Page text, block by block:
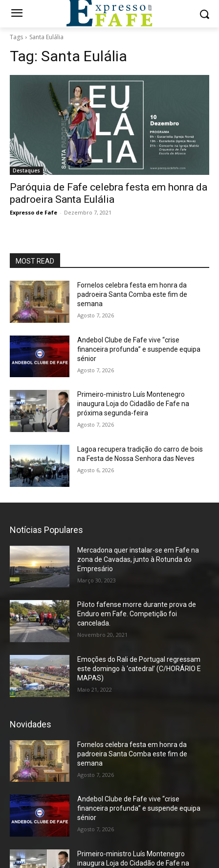
Tags Santa Eulália
Tag: Santa Eulália
Destaques
Paróquia de Fafe celebra festa em honra da
padroeira Santa Eulália
Expresso de Fafe - Dezembro 7, 2021
MOST READ
Fornelos celebra festa em honra da
padroeira Santa Comba este fim de
semana
Agosto 7, 2026
Andebol Clube de Fafe vive “crise
financeira profunda” e suspende equipa
sénior
Agosto 7, 2026
Primeiro-ministro Luís Montenegro
inaugura Loja do Cidadão de Fafe na
próxima segunda-feira
Agosto 7, 2026
Lagoa recupera tradição do carro de bois
na Festa de Nossa Senhora das Neves
Agosto 6, 2026
Notícias Populares
Mercadona quer instalar-se em Fafe na
zona de Cavadas, junto à Rotunda do
Empresário
Março 30, 2023
Piloto fafense morre durante prova de
Enduro em Fafe. Competição foi
cancelada.
Novembro 20, 2021
Emoções do Rali de Portugal regressam
este domingo à ‘catedral’ (C/HORÁRIO E
MAPAS)
Maio 21, 2022
Novidades
Fornelos celebra festa em honra da
padroeira Santa Comba este fim de
semana
Agosto 7, 2026
Andebol Clube de Fafe vive “crise
financeira profunda” e suspende equipa
sénior
Agosto 7, 2026
Primeiro-ministro Luís Montenegro
inaugura Loja do Cidadão de Fafe na